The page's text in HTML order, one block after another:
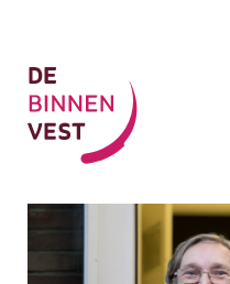
naar
inhoud
Hoofdnavigatie